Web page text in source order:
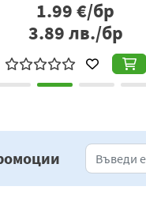
€/бр
лв./бр